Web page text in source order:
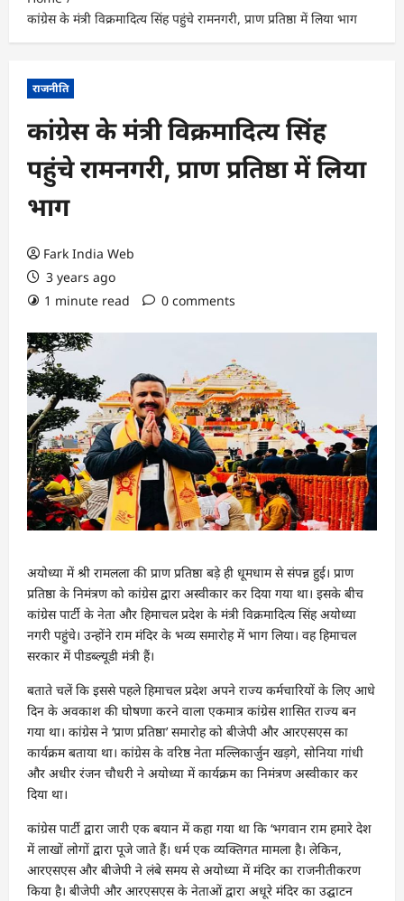
कांग्रेस के मंत्री विक्रमादित्य सिंह पहुंचे रामनगरी, प्राण प्रतिष्ठा में लिया भाग
राजनीति
कांग्रेस के मंत्री विक्रमादित्य सिंह
पहुंचे रामनगरी, प्राण प्रतिष्ठा में लिया
भाग
Fark India Web
3 years ago
1 minute read
0 comments
अयोध्या में श्री रामलला की प्राण प्रतिष्ठा बड़े ही धूमधाम से संपन्न हुई। प्राण
प्रतिष्ठा के निमंत्रण को कांग्रेस द्वारा अस्वीकार कर दिया गया था। इसके बीच
कांग्रेस पार्टी के नेता और हिमाचल प्रदेश के मंत्री विक्रमादित्य सिंह अयोध्या
नगरी पहुंचे। उन्होंने राम मंदिर के भव्य समारोह में भाग लिया। वह हिमाचल
सरकार में पीडब्ल्यूडी मंत्री हैं।
बताते चलें कि इससे पहले हिमाचल प्रदेश अपने राज्य कर्मचारियों के लिए आधे
दिन के अवकाश की घोषणा करने वाला एकमात्र कांग्रेस शासित राज्य बन
गया था। कांग्रेस ने ‘प्राण प्रतिष्ठा’ समारोह को बीजेपी और आरएसएस का
कार्यक्रम बताया था। कांग्रेस के वरिष्ठ नेता मल्लिकार्जुन खड़गे, सोनिया गांधी
और अधीर रंजन चौधरी ने अयोध्या में कार्यक्रम का निमंत्रण अस्वीकार कर
दिया था।
कांग्रेस पार्टी द्वारा जारी एक बयान में कहा गया था कि ‘भगवान राम हमारे देश
में लाखों लोगों द्वारा पूजे जाते हैं। धर्म एक व्यक्तिगत मामला है। लेकिन,
आरएसएस और बीजेपी ने लंबे समय से अयोध्या में मंदिर का राजनीतीकरण
किया है। बीजेपी और आरएसएस के नेताओं द्वारा अधूरे मंदिर का उद्घाटन